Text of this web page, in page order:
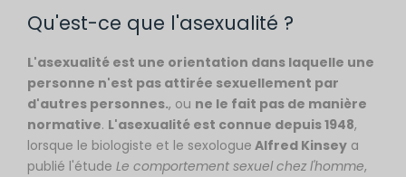
Qu'est-ce que l'asexualité ?
L'asexualité est une orientation dans laquelle une
personne n'est pas attirée sexuellement par
d'autres personnes., ou ne le fait pas de manière
normative. L'asexualité est connue depuis 1948,
lorsque le biologiste et le sexologue Alfred Kinsey a
publié l'étude Le comportement sexuel chez l'homme,